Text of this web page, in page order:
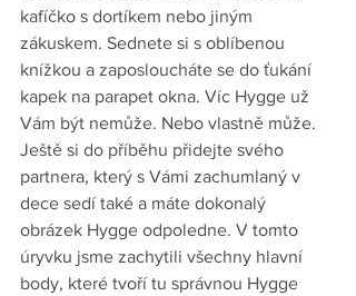
kafíčko s dortíkem nebo jiným
zákuskem. Sednete si s oblíbenou
knížkou a zaposloucháte se do ťukání
kapek na parapet okna. Víc Hygge už
Vám být nemůže. Nebo vlastně může.
Ještě si do příběhu přidejte svého
partnera, který s Vámi zachumlaný v
dece sedí také a máte dokonalý
obrázek Hygge odpoledne. V tomto
úryvku jsme zachytili všechny hlavní
body, které tvoří tu správnou Hygge